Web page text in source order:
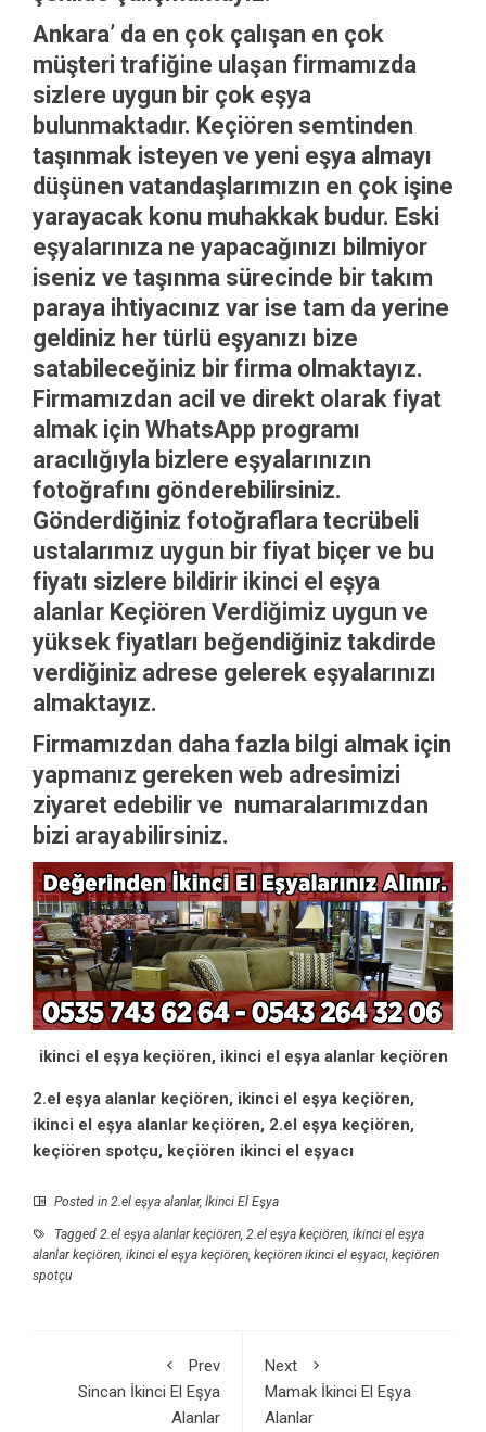
Ankara’ da en çok çalışan en çok
müşteri trafiğine ulaşan firmamızda
sizlere uygun bir çok eşya
bulunmaktadır. Keçiören semtinden
taşınmak isteyen ve yeni eşya almayı
düşünen vatandaşlarımızın en çok işine
yarayacak konu muhakkak budur. Eski
eşyalarınıza ne yapacağınızı bilmiyor
iseniz ve taşınma sürecinde bir takım
paraya ihtiyacınız var ise tam da yerine
geldiniz her türlü eşyanızı bize
satabileceğiniz bir firma olmaktayız.
Firmamızdan acil ve direkt olarak fiyat
almak için WhatsApp programı
aracılığıyla bizlere eşyalarınızın
fotoğrafını gönderebilirsiniz.
Gönderdiğiniz fotoğraflara tecrübeli
ustalarımız uygun bir fiyat biçer ve bu
fiyatı sizlere bildirir ikinci el eşya
alanlar Keçiören Verdiğimiz uygun ve
yüksek fiyatları beğendiğiniz takdirde
verdiğiniz adrese gelerek eşyalarınızı
almaktayız.
Firmamızdan daha fazla bilgi almak için
yapmanız gereken web adresimizi
ziyaret edebilir ve numaralarımızdan
bizi arayabilirsiniz.
ikinci el eşya keçiören, ikinci el eşya alanlar keçiören
2.el eşya alanlar keçiören, ikinci el eşya keçiören,
ikinci el eşya alanlar keçiören, 2.el eşya keçiören,
keçiören spotçu, keçiören ikinci el eşyacı
Posted in 2.el eşya alanlar, İkinci El Eşya
Tagged 2.el eşya alanlar keçiören 2.el eşya keçiören ikinci el eşya
alanlar keçiören ikinci el eşya keçiören keçiören ikinci el eşyacı keçiören
spotçu
Prev
Sincan İkinci El Eşya
Alanlar
Next
Mamak İkinci El Eşya
Alanlar